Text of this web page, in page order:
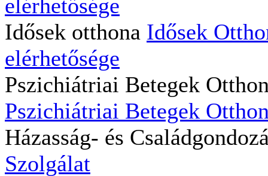
elérhetősége
Idősek otthona Idősek
elérhetősége
Pszichiátriai Betegek
Pszichiátriai Betegek
Házasság- és
Szolgálat